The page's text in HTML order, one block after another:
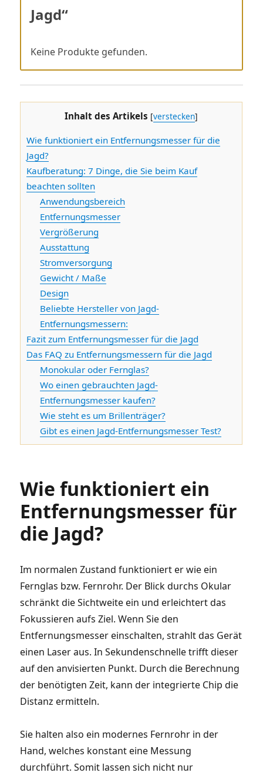
Jagd“
Keine Produkte gefunden.
Inhalt des Artikels [verstecken]
Wie funktioniert ein Entfernungsmesser für die
Jagd?
Kaufberatung: 7 Dinge, die Sie beim Kauf
beachten sollten
Anwendungsbereich
Entfernungsmesser
Vergrößerung
Ausstattung
Stromversorgung
Gewicht / Maße
Design
Beliebte Hersteller von Jagd-
Entfernungsmessern:
Fazit zum Entfernungsmesser für die Jagd
Das FAQ zu Entfernungsmessern für die Jagd
Monokular oder Fernglas?
Wo einen gebrauchten Jagd-
Entfernungsmesser kaufen?
Wie steht es um Brillenträger?
Gibt es einen Jagd-Entfernungsmesser Test?
Wie funktioniert ein
Entfernungsmesser für
die Jagd?
Im normalen Zustand funktioniert er wie ein
Fernglas bzw. Fernrohr. Der Blick durchs Okular
schränkt die Sichtweite ein und erleichtert das
Fokussieren aufs Ziel. Wenn Sie den
Entfernungsmesser einschalten, strahlt das Gerät
einen Laser aus. In Sekundenschnelle trifft dieser
auf den anvisierten Punkt. Durch die Berechnung
der benötigten Zeit, kann der integrierte Chip die
Distanz ermitteln.
Sie halten also ein modernes Fernrohr in der
Hand, welches konstant eine Messung
durchführt. Somit lassen sich nicht nur